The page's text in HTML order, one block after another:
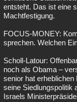
entsteht. Das ist eine
Machtfestigung.
FOCUS-MONEY:
sprechen. Welchen
Scholl-Latour:
noch als Obama –
senior hat
seine Siedlungspolitik
Israels